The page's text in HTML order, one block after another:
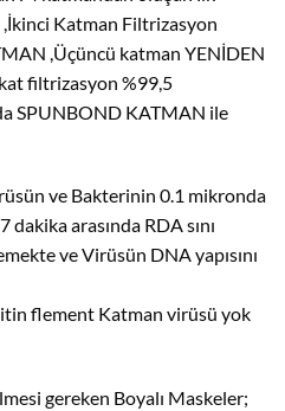
,İkinci Katman Filtrizasyon
,Üçüncü katman YENİDEN
filtrizasyon %99,5
SPUNBOND KATMAN ile
ve Bakterinin 0.1 mikronda
dakika arasında RDA sını
ve Virüsün DNA yapısını
flement Katman virüsü yok
gereken Boyalı Maskeler;